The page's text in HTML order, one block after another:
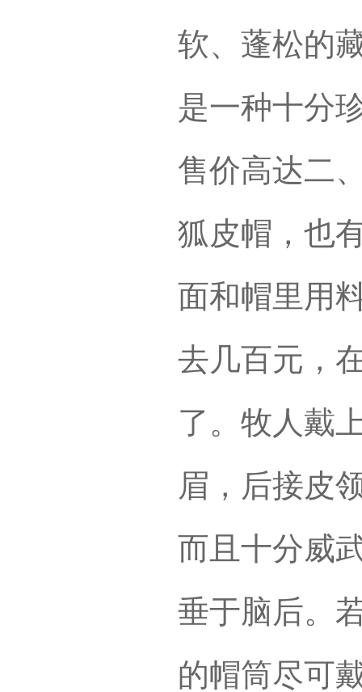
软、蓬松的
是一种十分
售价高达二
狐皮帽，也
面和帽里用
去几百元，
了。牧人戴
眉，后接皮
而且十分威
垂于脑后。
的帽筒尽可